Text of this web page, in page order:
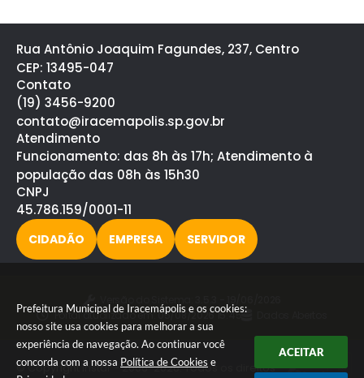
Prefeitura Municipal de Iracemápolis e os cookies:
nosso site usa cookies para melhorar a sua
experiência de navegação. Ao continuar você
concorda com a nossa Política de Cookies e
ACEITAR
Rua Antônio Joaquim Fagundes, 237, Centro
CEP: 13495-047
Contato
(19) 3456-9200
contato@iracemapolis.sp.gov.br
Atendimento
Funcionamento: das 8h às 17h; Atendimento à
população das 08h às 15h30
CNPJ
45.786.159/0001-11
CIDADÃO EMPRESA SERVIDOR
Portal atualizado em:05/08/2026 15:45
© Copyright Instar - 2006-2026. Todos os direitos